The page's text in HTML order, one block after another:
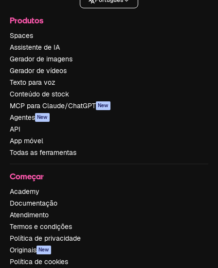
Produtos
Spaces
Assistente de IA
Gerador de imagens
Gerador de vídeos
Texto para voz
Conteúdo de stock
MCP para Claude/ChatGPT New
Agentes New
API
App móvel
Todas as ferramentas
Começar
Academy
Documentação
Atendimento
Termos e condições
Política de privacidade
Originais New
Política de cookies